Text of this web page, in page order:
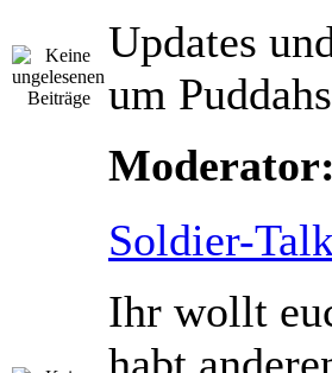
Updates
um
Moderator:
Soldier-Talk
Ihr wollt